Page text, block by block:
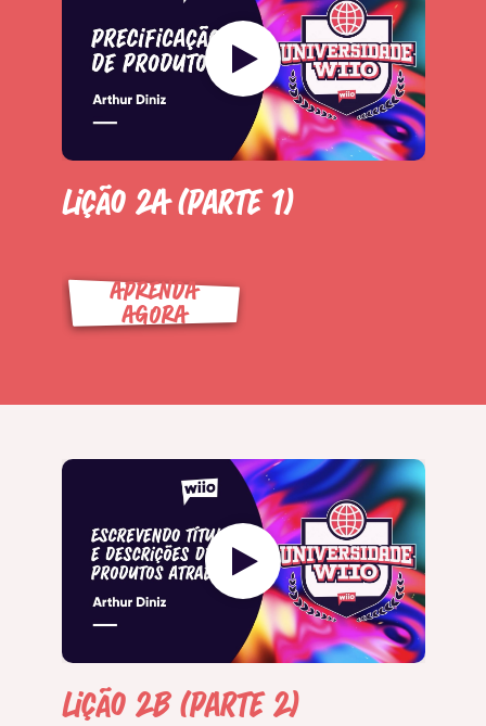
Lição 2A (Parte 1)
APRENDA
AGORA
Lição 2B (Parte 2)